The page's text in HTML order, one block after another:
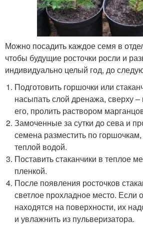
Можно посадить каждое семя в
чтобы будущие росточки росли и
индивидуально целый год, до
Подготовить горшочки или
насыпать слой дренажа, сверху –
его, пролить раствором
Замоченные за сутки до сева и
семена разместить по
теплой водой.
Поставить стаканчики в теплое
пленкой.
После появления росточков
светлое прохладное место.
находятся на поверхности, их
и увлажнить из пульверизатора.